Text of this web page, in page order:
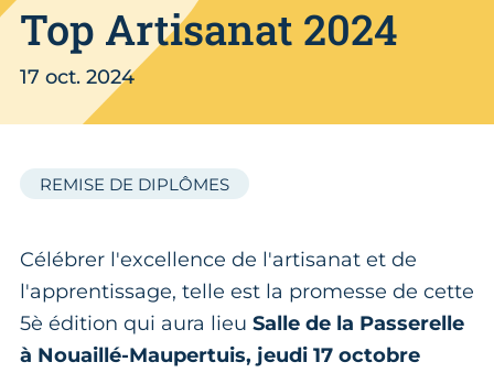
Top Artisanat 2024
17 oct. 2024
REMISE DE DIPLÔMES
Célébrer l'excellence de l'artisanat et de
l'apprentissage, telle est la promesse de cette
5è édition qui aura lieu Salle de la Passerelle
à Nouaillé-Maupertuis, jeudi 17 octobre